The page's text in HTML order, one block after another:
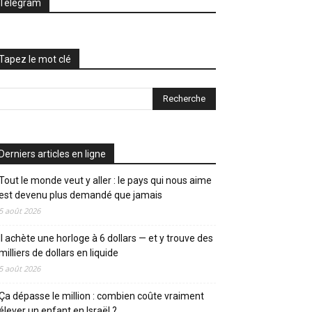
le mot clé
articles en ligne
le monde veut y aller : le pays qui nous aime
devenu plus demandé que jamais
août 2026
achète une horloge à 6 dollars — et y trouve des
de dollars en liquide
août 2026
dépasse le million : combien coûte vraiment